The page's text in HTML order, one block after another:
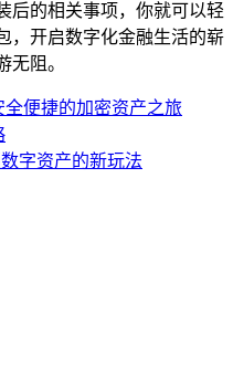
后的相关事项，你就可以轻
，开启数字化金融生活的崭
无阻。
全便捷的加密资产之旅
字资产的新玩法